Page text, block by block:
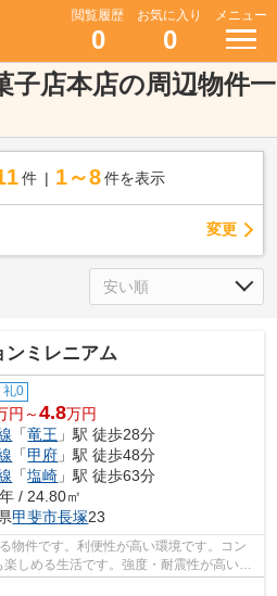
閲覧履歴
0
お気に入り
0
メニュー
店本店の周辺物件一
件 1～8 件を表示
変更
ンミレニアム
礼0
円～4.8万円
「竜王 」駅 徒歩28分
「甲府 」駅 徒歩48分
「塩崎 」駅 徒歩63分
/ 24.80㎡
甲斐市長塚23
物件です。利便性が高い環境です。コン
しめる生活です。強度・耐震性が高い鉄